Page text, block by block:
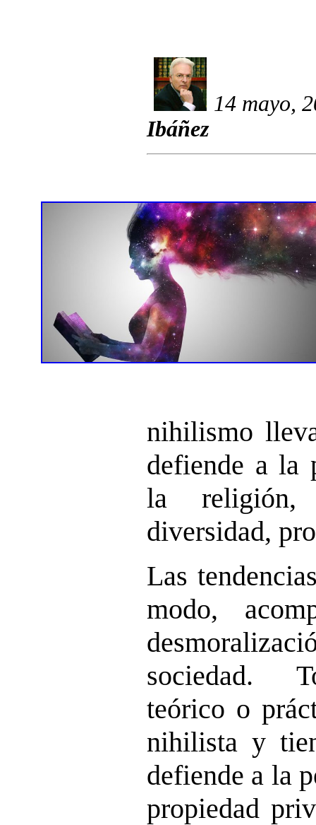
14 mayo,
Ibáñez
nihilismo
defiende a la
la religión,
diversidad,
Las
modo,
sociedad.
teórico o
nihilista y
defiende a la
propiedad